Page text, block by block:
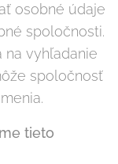
osobné údaje
spoločnosti.
na vyhľadanie
spoločnosť
tieto